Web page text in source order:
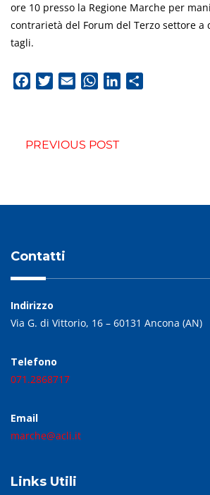
ore 10 presso la Regione Marche per
contrarietà del Forum del Terzo settore a
tagli.
FacebookTwitterEmail WhatsApp
LinkedIn
PREVIOUS POST
Contatti
Indirizzo
Via G. di Vittorio, 16 – 60131 Ancona (AN)
Telefono
071.2868717
Email
marche@acli.it
Links Utili